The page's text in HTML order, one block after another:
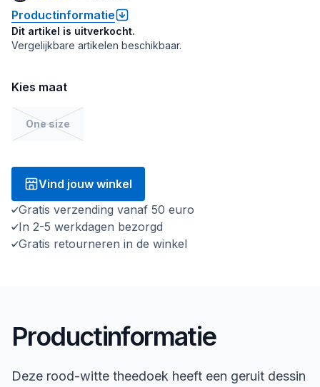
Productinformatie
Dit artikel is uitverkocht.
Vergelijkbare artikelen beschikbaar.
Kies maat
One size
Vind jouw winkel
Gratis verzending vanaf 50 euro
In 2-5 werkdagen bezorgd
Gratis retourneren in de winkel
Productinformatie
Deze rood-witte theedoek heeft een geruit dessin